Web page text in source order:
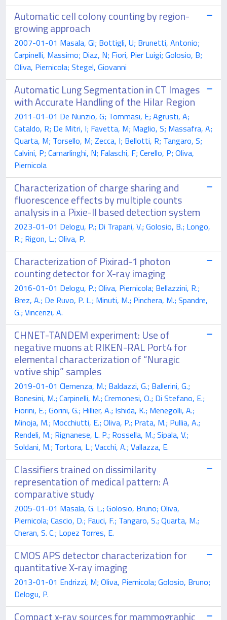
Automatic cell colony counting by region-
growing approach
2007-01-01 Masala, Gl; Bottigli, U; Brunetti, Antonio;
Carpinelli, Massimo; Diaz, N; Fiori, Pier Luigi; Golosio, B;
Oliva, Piernicola; Stegel, Giovanni
Automatic Lung Segmentation in CT Images
with Accurate Handling of the Hilar Region
2011-01-01 De Nunzio, G; Tommasi, E; Agrusti, A;
Cataldo, R; De Mitri, I; Favetta, M; Maglio, S; Massafra, A;
Quarta, M; Torsello, M; Zecca, I; Bellotti, R; Tangaro, S;
Calvini, P; Camarlinghi, N; Falaschi, F; Cerello, P; Oliva,
Piernicola
Characterization of charge sharing and
fluorescence effects by multiple counts
analysis in a Pixie-II based detection system
2023-01-01 Delogu, P.; Di Trapani, V.; Golosio, B.; Longo,
R.; Rigon, L.; Oliva, P.
Characterization of Pixirad-1 photon
counting detector for X-ray imaging
2016-01-01 Delogu, P.; Oliva, Piernicola; Bellazzini, R.;
Brez, A.; De Ruvo, P. L.; Minuti, M.; Pinchera, M.; Spandre,
G.; Vincenzi, A.
CHNET-TANDEM experiment: Use of
negative muons at RIKEN-RAL Port4 for
elemental characterization of “Nuragic
votive ship” samples
2019-01-01 Clemenza, M.; Baldazzi, G.; Ballerini, G.;
Bonesini, M.; Carpinelli, M.; Cremonesi, O.; Di Stefano, E.;
Fiorini, E.; Gorini, G.; Hillier, A.; Ishida, K.; Menegolli, A.;
Minoja, M.; Mocchiutti, E.; Oliva, P.; Prata, M.; Pullia, A.;
Rendeli, M.; Rignanese, L. P.; Rossella, M.; Sipala, V.;
Soldani, M.; Tortora, L.; Vacchi, A.; Vallazza, E.
Classifiers trained on dissimilarity
representation of medical pattern: A
comparative study
2005-01-01 Masala, G. L.; Golosio, Bruno; Oliva,
Piernicola; Cascio, D.; Fauci, F.; Tangaro, S.; Quarta, M.;
Cheran, S. C.; Lopez Torres, E.
CMOS APS detector characterization for
quantitative X-ray imaging
2013-01-01 Endrizzi, M; Oliva, Piernicola; Golosio, Bruno;
Delogu, P.
Compact x-ray sources for mammographic